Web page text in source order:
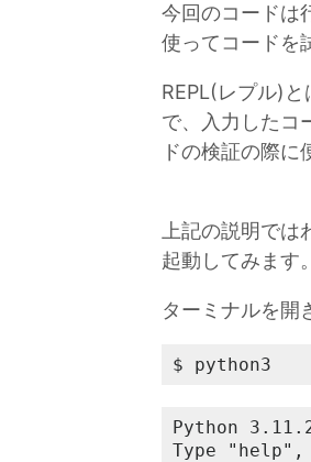
今回のコードは
使ってコードを
REPL(レプル)
で、入力したコ
ドの検証の際に
上記の説明で
起動してみます。
ターミナルを開
$ python3
Python
Type